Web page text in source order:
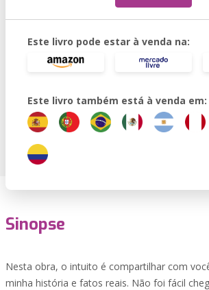
Este livro pode estar à venda na:
Este livro também está à venda em:
Sinopse
Nesta obra, o intuito é compartilhar com
minha história e fatos reais. Não foi fácil